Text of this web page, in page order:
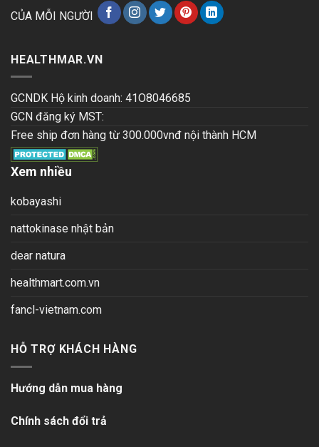
CỦA MỖI NGƯỜI
HEALTHMAR.VN
GCNDK Hộ kinh doanh: 41O8046685
GCN đăng ký MST:
Free ship đơn hàng từ 300.000vnđ nội thành HCM
Xem nhiều
kobayashi
nattokinase nhật bản
dear natura
healthmart.com.vn
fancl-vietnam.com
HỖ TRỢ KHÁCH HÀNG
Hướng dẫn mua hàng
Chính sách đổi trả